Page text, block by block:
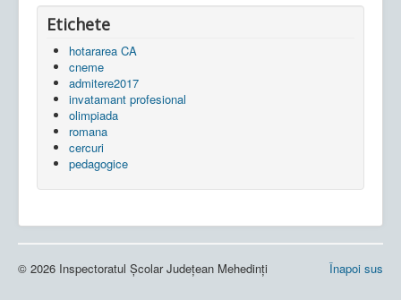
Etichete
hotararea CA
cneme
admitere2017
invatamant profesional
olimpiada
romana
cercuri
pedagogice
Înapoi sus
© 2026 Inspectoratul Școlar Județean Mehedinți